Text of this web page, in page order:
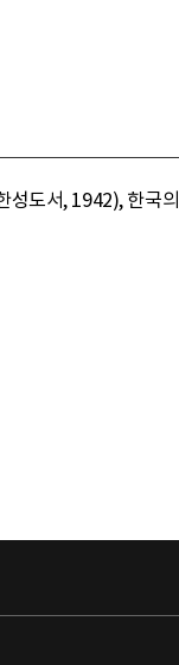
성도서, 1942), 한국의